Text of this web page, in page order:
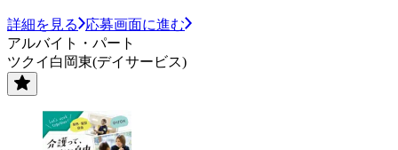
詳細を見る
応募画面に進む
アルバイト・パート
ツクイ白岡東(デイサービス)